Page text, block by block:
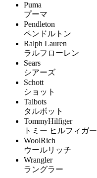
Puma
プーマ
Pendleton
ペンドルトン
Ralph Lauren
ラルフローレン
Sears
シアーズ
Schott
ショット
Talbots
タルボット
TommyHilfiger
トミー ヒルフィガー
WoolRich
ウールリッチ
Wrangler
ラングラー